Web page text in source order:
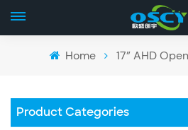
Home 17” AHD
Product Categories